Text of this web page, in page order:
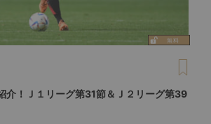
介！Ｊ１リーグ第31節＆Ｊ２リーグ第39